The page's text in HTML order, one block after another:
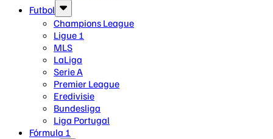
Futbol
Champions League
Ligue 1
MLS
LaLiga
Serie A
Premier League
Eredivisie
Bundesliga
Liga Portugal
Fórmula 1